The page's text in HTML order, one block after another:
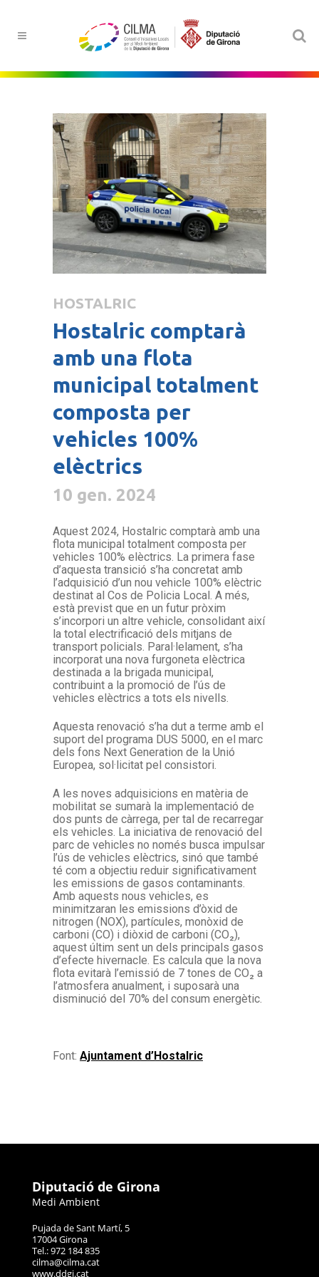
HOSTALRIC
Hostalric comptarà
amb una flota
municipal totalment
composta per
vehicles 100%
elèctrics
10 gen. 2024
Aquest 2024, Hostalric comptarà amb una
flota municipal totalment composta per
vehicles 100% elèctrics. La primera fase
d’aquesta transició s’ha concretat amb
l’adquisició d’un nou vehicle 100% elèctric
destinat al Cos de Policia Local. A més,
està previst que en un futur pròxim
s’incorpori un altre vehicle, consolidant així
la total electrificació dels mitjans de
transport policials. Paral·lelament, s’ha
incorporat una nova furgoneta elèctrica
destinada a la brigada municipal,
contribuint a la promoció de l’ús de
vehicles elèctrics a tots els nivells.
Aquesta renovació s’ha dut a terme amb el
suport del programa DUS 5000, en el marc
dels fons Next Generation de la Unió
Europea, sol·licitat pel consistori.
A les noves adquisicions en matèria de
mobilitat se sumarà la implementació de
dos punts de càrrega, per tal de recarregar
els vehicles. La iniciativa de renovació del
parc de vehicles no només busca impulsar
l’ús de vehicles elèctrics, sinó que també
té com a objectiu reduir significativament
les emissions de gasos contaminants.
Amb aquests nous vehicles, es
minimitzaran les emissions d’òxid de
nitrogen (NOX), partícules, monòxid de
carboni (CO) i diòxid de carboni (CO₂),
aquest últim sent un dels principals gasos
d’efecte hivernacle. Es calcula que la nova
flota evitarà l’emissió de 7 tones de CO₂ a
l’atmosfera anualment, i suposarà una
disminució del 70% del consum energètic.
Font: Ajuntament d’Hostalric
Diputació de Girona
Medi Ambient
Pujada de Sant Martí, 5
17004 Girona
Tel.: 972 184 835
cilma@cilma.cat
www.ddgi.cat